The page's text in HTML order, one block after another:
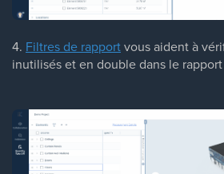
4. Filtres de rapportvous aident à
inutilisés et en double dans le